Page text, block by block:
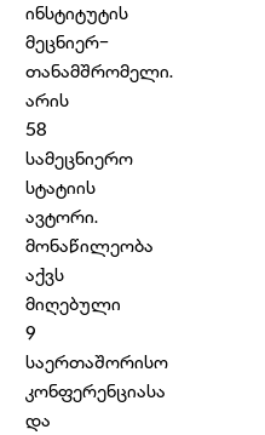
ინსტიტუტის
მეცნიერ-
თანამშრომელი.
არის
58
სამეცნიერო
სტატიის
ავტორი.
მონაწილეობა
აქვს
მიღებული
9
საერთაშორისო
კონფერენციასა
და